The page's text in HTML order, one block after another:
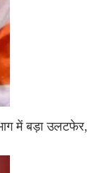
में बड़ा उलटफेर,